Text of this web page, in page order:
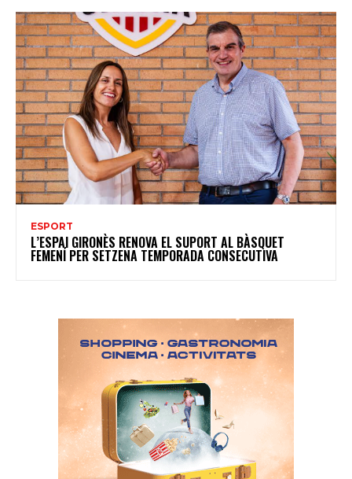
ESPORT
L’ESPAI GIRONÈS RENOVA EL SUPORT AL BÀSQUET
FEMENÍ PER SETZENA TEMPORADA CONSECUTIVA